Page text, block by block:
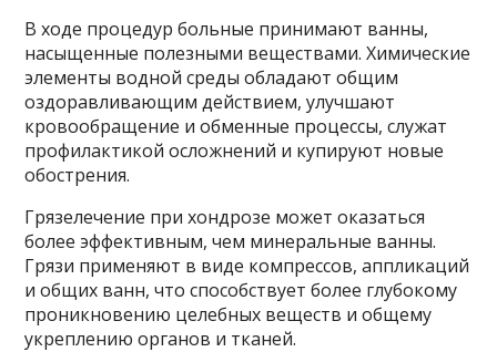
В ходе процедур больные принимают ванны,
насыщенные полезными веществами. Химические
элементы водной среды обладают общим
оздоравливающим действием, улучшают
кровообращение и обменные процессы, служат
профилактикой осложнений и купируют новые
обострения.
Грязелечение при хондрозе может оказаться
более эффективным, чем минеральные ванны.
Грязи применяют в виде компрессов, аппликаций
и общих ванн, что способствует более глубокому
проникновению целебных веществ и общему
укреплению органов и тканей.